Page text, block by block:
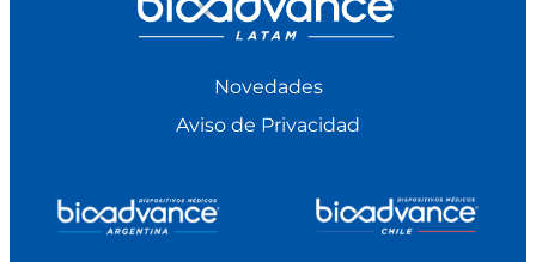
Novedades
Aviso de Privacidad